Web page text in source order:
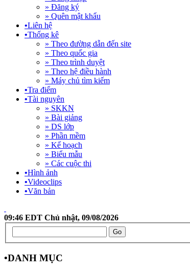
» Đăng ký
» Quên mật khẩu
•Liên hệ
•Thống kê
» Theo đường dẫn đến site
» Theo quốc gia
» Theo trình duyệt
» Theo hệ điều hành
» Máy chủ tìm kiếm
•Tra điểm
•Tài nguyên
» SKKN
» Bài giảng
» DS lớp
» Phần mềm
» Kế hoạch
» Biểu mẫu
» Các cuộc thi
•Hình ảnh
•Videoclips
•Văn bản
09:46 EDT Chủ nhật, 09/08/2026
•DANH MỤC